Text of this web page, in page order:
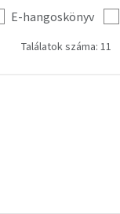
E-hangoskönyv
Találatok száma: 11